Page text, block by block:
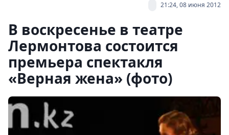
21:24, 08 июня 2012
В воскресенье в театре
Лермонтова состоится
премьера спектакля
«Верная жена» (фото)